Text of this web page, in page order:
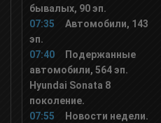
Ani
Мультимузыка
Gulli
бывалых, 90 эп.
07:35
Автомобили, 143
эп.
07:40
Подержанные
автомобили, 564 эп.
Hyundai Sonata 8
поколение.
07:55
Новости недели.